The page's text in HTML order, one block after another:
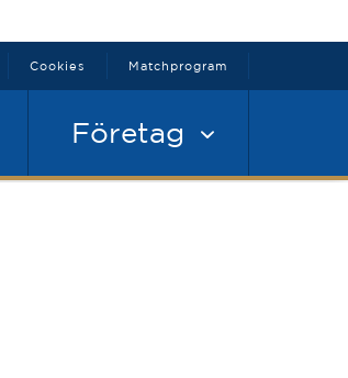
Företag
Cookies Matchprogram